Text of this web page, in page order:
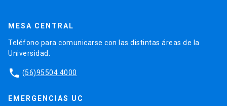
MESA CENTRAL
Teléfono para comunicarse con las distintas áreas de la
Universidad.
phone (56)95504 4000
EMERGENCIAS UC